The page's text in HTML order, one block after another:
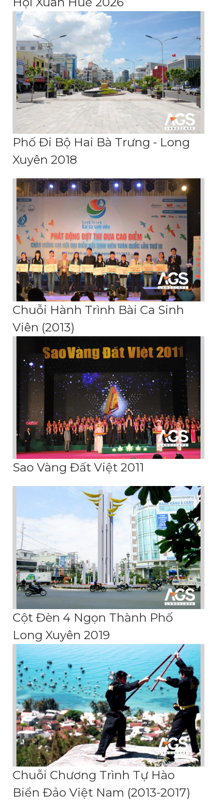
Phố Đi Bộ Hai Bà Trưng - Long
Xuyên 2018
Chuỗi Hành Trình Bài Ca Sinh
Viên (2013)
Sao Vàng Đất Việt 2011
Cột Đèn 4 Ngọn Thành Phố
Long Xuyên 2019
Chuỗi Chương Trình Tự Hào
Biển Đảo Việt Nam (2013-2017)